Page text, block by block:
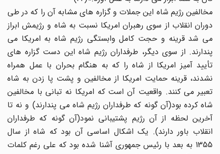
مخالفین رژیم شاه این جملات و گزاره های مشابه آن را که در طی
دوران انقلاب از سوی رهبران امریکا نسبت به شاه و رژیمش ابراز
می شد قرینه و حجت کامل وابستگی رژیم شاه به امریکا می
پندارند. از سوی دیگر، طرفداران رژیم شاه این دست گزاره های
تأیید آمیز امریکا از شاه را که به هنگام بحران با عمل همراه
نشدند، قرینه حمایت امریکا از مخالفین و پشت پا زدن به شاه
تعبیر می کنند. واقعیت آن است که امریکا نه تبانی با مخالفین
شاه کرده بود(آن گونه که طرفداران رژیم شاه می پندارند) و نه تا
آخرین لحظه از آن رژیم پشتیبانی نمود(آن گونه که طرفداران
انقلاب باور دارند). یک اشکال اساسی آن بود که شاه از سال
1355 به بعد با رئیس جمهوری آشنا شده بود که علی رغم کلمات